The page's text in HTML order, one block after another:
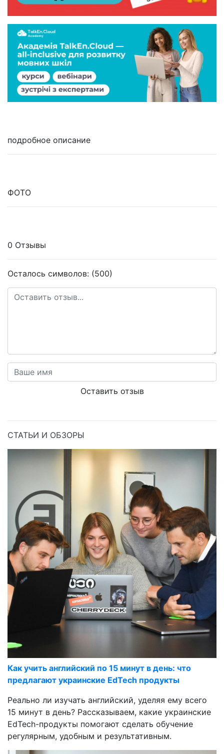
подробное описание
ФОТО
0 Отзывы
Осталось символов: (500)
Оставить отзыв
СТАТЬИ И ОБЗОРЫ
Как учить английский по 15 минут в день: что
предлагают украинские EdTech продукты
Реально ли изучать английский, уделяя ему всего
15 минут в день? Рассказываем, какие украинские
EdTech-продукты помогают сделать обучение
регулярным, удобным и результативным.